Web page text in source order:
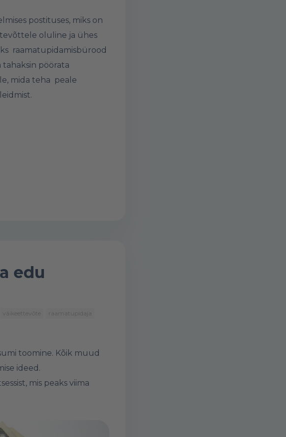
postituses, miks on
oluline ja ühes
raamatupidamisbürood
tahaksin pöörata
mida teha peale
edu
väikeettevõte
raamatupidaja
toomine. Kõik muud
ideed.
mis peaks viima